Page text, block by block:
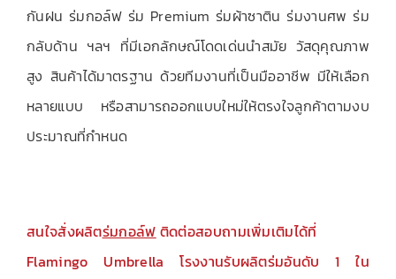
กันฝน ร่มกอล์ฟ ร่ม Premium ร่มผ้าซาติน ร่มงานศพ ร่ม
กลับด้าน ฯลฯ ที่มีเอกลักษณ์โดดเด่นนำสมัย วัสดุคุณภาพ
สูง สินค้าได้มาตรฐาน ด้วยทีมงานที่เป็นมืออาชีพ มีให้เลือก
หลายแบบ หรือสามารถออกแบบใหม่ให้ตรงใจลูกค้าตามงบ
ประมาณที่กำหนด
สนใจสั่งผลิตร่มกอล์ฟ ติดต่อสอบถามเพิ่มเติมได้ที่
Flamingo Umbrella โรงงานรับผลิตร่มอันดับ 1 ใน